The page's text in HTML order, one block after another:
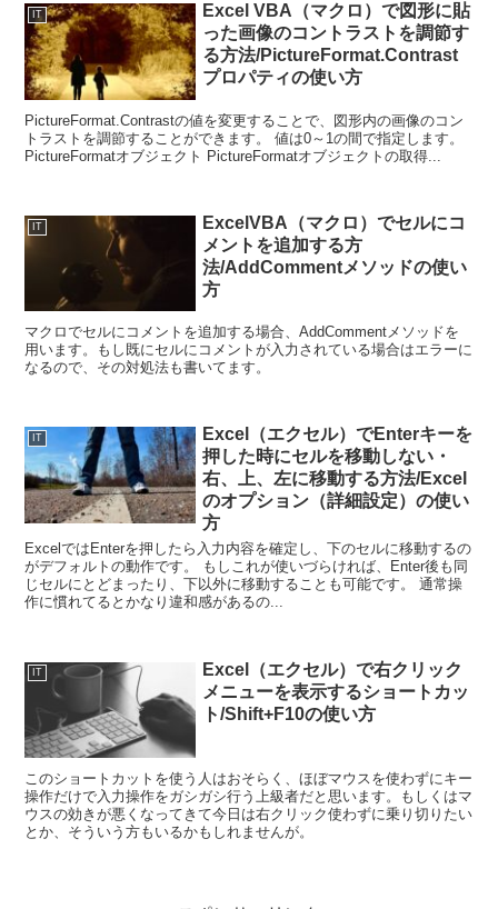
IT
Excel VBA（マクロ）で図形に貼
った画像のコントラストを調節す
る方法/PictureFormat.Contrast
プロパティの使い方
PictureFormat.Contrastの値を変更することで、図形内の画像のコン
トラストを調節することができます。 値は0～1の間で指定します。
PictureFormatオブジェクト PictureFormatオブジェクトの取得...
IT
ExcelVBA（マクロ）でセルにコ
メントを追加する方
法/AddCommentメソッドの使い
方
マクロでセルにコメントを追加する場合、AddCommentメソッドを
用います。もし既にセルにコメントが入力されている場合はエラーに
なるので、その対処法も書いてます。
IT
Excel（エクセル）でEnterキーを
押した時にセルを移動しない・
右、上、左に移動する方法/Excel
のオプション（詳細設定）の使い
方
ExcelではEnterを押したら入力内容を確定し、下のセルに移動するの
がデフォルトの動作です。 もしこれが使いづらければ、Enter後も同
じセルにとどまったり、下以外に移動することも可能です。 通常操
作に慣れてるとかなり違和感があるの...
IT
Excel（エクセル）で右クリック
メニューを表示するショートカッ
ト/Shift+F10の使い方
このショートカットを使う人はおそらく、ほぼマウスを使わずにキー
操作だけで入力操作をガシガシ行う上級者だと思います。もしくはマ
ウスの効きが悪くなってきて今日は右クリック使わずに乗り切りたい
とか、そういう方もいるかもしれませんが。